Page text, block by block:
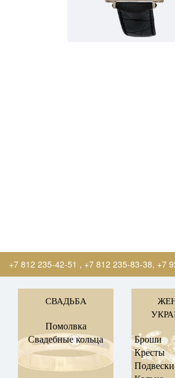
+7 812 235-42-51 , +7 812 235-83-38, +7
СВАДЬБА
Помолвка
Свадебные кольца
Броши
Кресты
Подвески